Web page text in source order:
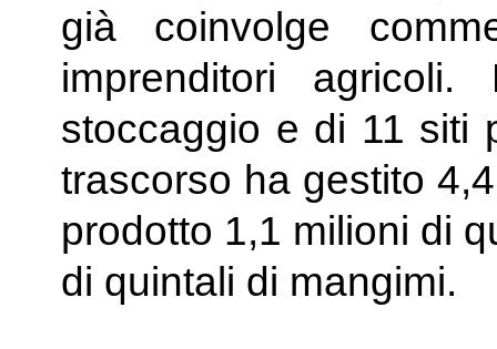
già coinvolge
imprenditori
stoccaggio e di 11 siti
trascorso ha gestito
prodotto 1,1 milioni di
di quintali di mangimi.